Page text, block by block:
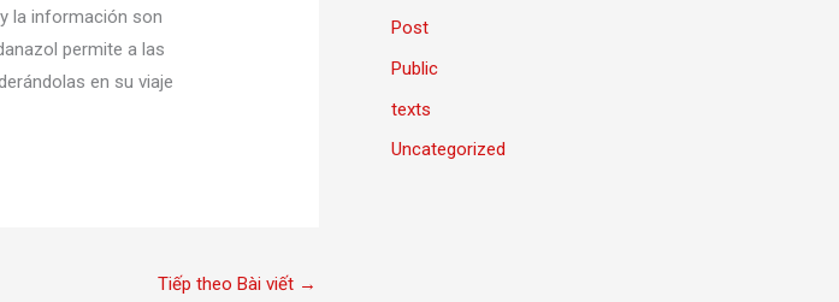
la información son
permite a las
en su viaje
Tiếp theo Bài viết →
Post
Public
texts
Uncategorized